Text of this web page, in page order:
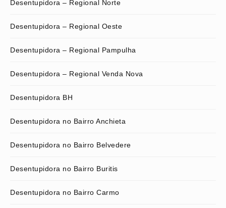
Desentupidora – Regional Norte
Desentupidora – Regional Oeste
Desentupidora – Regional Pampulha
Desentupidora – Regional Venda Nova
Desentupidora BH
Desentupidora no Bairro Anchieta
Desentupidora no Bairro Belvedere
Desentupidora no Bairro Buritis
Desentupidora no Bairro Carmo